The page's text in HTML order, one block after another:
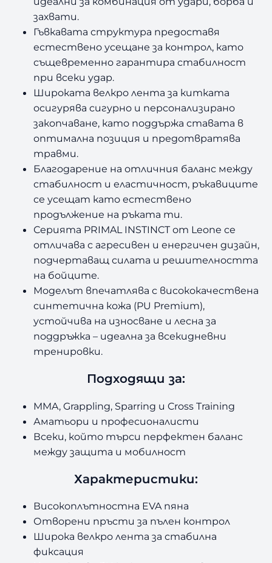
захвати.
Гъвкавата структура предоставя
естествено усещане за контрол, като
същевременно гарантира стабилност
при всеки удар.
Широката велкро лента за китката
осигурява сигурно и персонализирано
закопчаване, като поддържа ставата в
оптимална позиция и предотвратява
травми.
Благодарение на отличния баланс между
стабилност и еластичност, ръкавиците
се усещат като естествено
продължение на ръката ти.
Серията PRIMAL INSTINCT от Leone се
отличава с агресивен и енергичен дизайн,
подчертаващ силата и решителността
на бойците.
Моделът впечатлява с висококачествена
синтетична кожа (PU Premium),
устойчива на износване и лесна за
поддръжка– идеална за всекидневни
тренировки.
Подходящи за:
MMA, Grappling, Sparring и Cross Training
Аматьори и професионалисти
Всеки, който търси перфектен баланс
между защита и мобилност
Характеристики:
Високоплътностна EVA пяна
Отворени пръсти за пълен контрол
Широка велкро лента за стабилна
фиксация